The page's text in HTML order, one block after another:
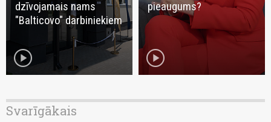
dzīvojamais nams
"Balticovo" darbiniekiem
play_circle
pieaugums?
play_circle
Svarīgākais